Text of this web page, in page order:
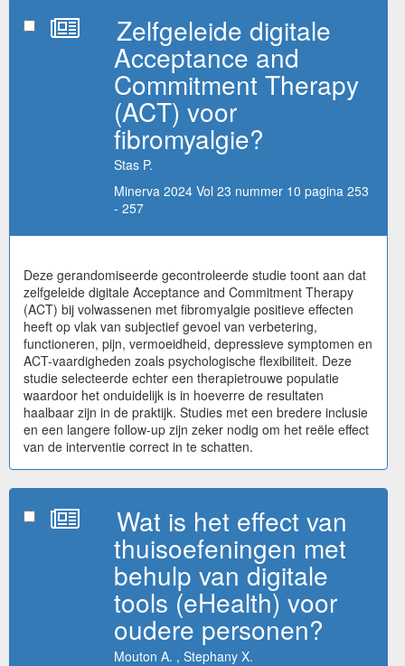
Zelfgeleide digitale
Acceptance and
Commitment Therapy
(ACT) voor
fibromyalgie?
Stas P.
Minerva 2024 Vol 23 nummer 10 pagina 253
- 257
Deze gerandomiseerde gecontroleerde studie toont aan dat
zelfgeleide digitale Acceptance and Commitment Therapy
(ACT) bij volwassenen met fibromyalgie positieve effecten
heeft op vlak van subjectief gevoel van verbetering,
functioneren, pijn, vermoeidheid, depressieve symptomen en
ACT-vaardigheden zoals psychologische flexibiliteit. Deze
studie selecteerde echter een therapietrouwe populatie
waardoor het onduidelijk is in hoeverre de resultaten
haalbaar zijn in de praktijk. Studies met een bredere inclusie
en een langere follow-up zijn zeker nodig om het reële effect
van de interventie correct in te schatten.
Wat is het effect van
thuisoefeningen met
behulp van digitale
tools (eHealth) voor
oudere personen?
Mouton A. , Stephany X.